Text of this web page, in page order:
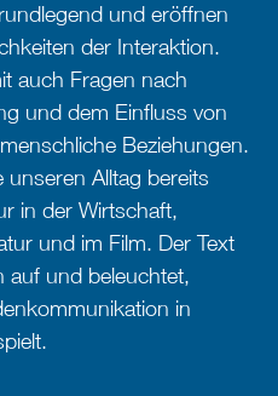
und eröffnen
der Interaktion.
auch Fragen nach
und dem Einfluss von
Beziehungen.
unseren Alltag bereits
in der Wirtschaft,
und im Film. Der Text
auf und beleuchtet,
in